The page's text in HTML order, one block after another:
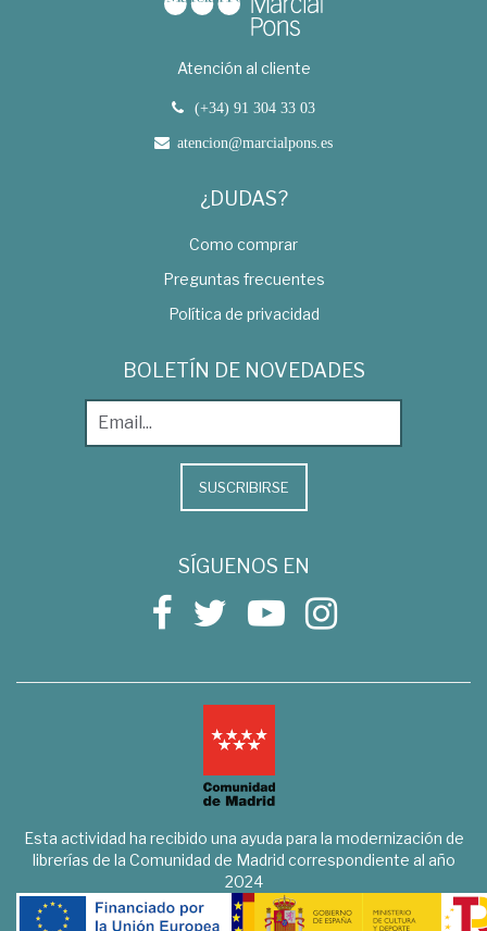
Atención al cliente
(+34) 91 304 33 03
atencion@marcialpons.es
¿DUDAS?
Como comprar
Preguntas frecuentes
Política de privacidad
BOLETÍN DE NOVEDADES
SUSCRIBIRSE
SÍGUENOS EN
Esta actividad ha recibido una ayuda para la modernización de
librerías de la Comunidad de Madrid correspondiente al año
2024